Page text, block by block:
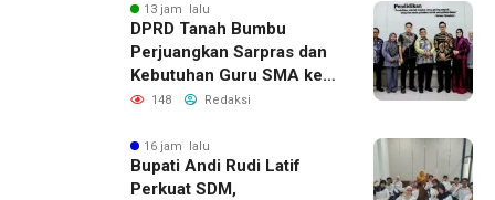
13 jam lalu
DPRD Tanah Bumbu
Perjuangkan Sarpras dan
Kebutuhan Guru SMA ke
Pemprov Kalsel
148 Redaksi
16 jam lalu
Bupati Andi Rudi Latif
Perkuat SDM,